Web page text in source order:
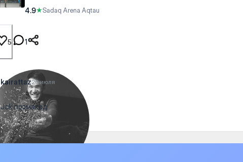
4.9★Sadaq Arena Aqtau
5 1
kairattaz26 июля
Jok промакод